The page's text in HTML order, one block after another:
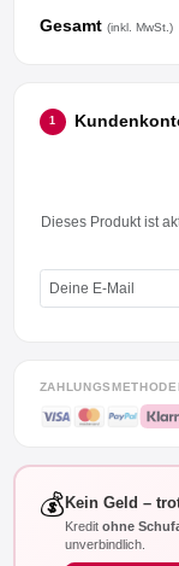
Gesamt (inkl. MwSt.)
1
Dieses Produkt ist
💰 Kein Geld –
Kredit ohne
unverbindlich.